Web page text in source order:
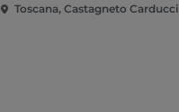
Toscana, Castagneto Carducci